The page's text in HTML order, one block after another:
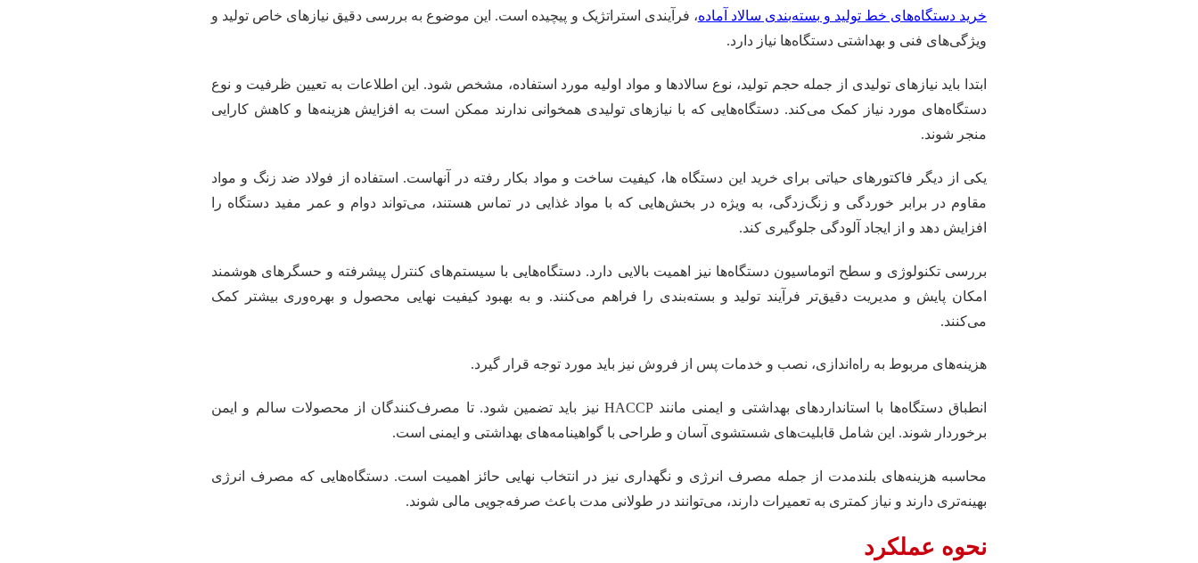
خرید دستگاه‌های خط تولید و بسته‌بندی سالاد آماده، فرآیندی استراتژیک و پیچیده است. این موضوع به بررسی دقیق نیازهای خاص تولید و
ویژگی‌های فنی و بهداشتی دستگاه‌ها نیاز دارد.
ابتدا باید نیازهای تولیدی از جمله حجم تولید، نوع سالادها و مواد اولیه مورد استفاده، مشخص شود. این اطلاعات به تعیین ظرفیت و نوع
دستگاه‌های مورد نیاز کمک می‌کند. دستگاه‌هایی که با نیازهای تولیدی همخوانی ندارند ممکن است به افزایش هزینه‌ها و کاهش کارایی
منجر شوند.
یکی از دیگر فاکتورهای حیاتی برای خرید این دستگاه ها، کیفیت ساخت و مواد بکار رفته در آنهاست. استفاده از فولاد ضد زنگ و مواد
مقاوم در برابر خوردگی و زنگ‌زدگی، به ویژه در بخش‌هایی که با مواد غذایی در تماس هستند، می‌تواند دوام و عمر مفید دستگاه را
افزایش دهد و از ایجاد آلودگی جلوگیری کند.
بررسی تکنولوژی و سطح اتوماسیون دستگاه‌ها نیز اهمیت بالایی دارد. دستگاه‌هایی با سیستم‌های کنترل پیشرفته و حسگرهای هوشمند
امکان پایش و مدیریت دقیق‌تر فرآیند تولید و بسته‌بندی را فراهم می‌کنند. و به بهبود کیفیت نهایی محصول و بهره‌وری بیشتر کمک
می‌کنند.
هزینه‌های مربوط به راه‌اندازی، نصب و خدمات پس از فروش نیز باید مورد توجه قرار گیرد.
انطباق دستگاه‌ها با استانداردهای بهداشتی و ایمنی مانند HACCP نیز باید تضمین شود. تا مصرف‌کنندگان از محصولات سالم و ایمن
برخوردار شوند. این شامل قابلیت‌های شستشوی آسان و طراحی با گواهینامه‌های بهداشتی و ایمنی است.
محاسبه هزینه‌های بلندمدت از جمله مصرف انرژی و نگهداری نیز در انتخاب نهایی حائز اهمیت است. دستگاه‌هایی که مصرف انرژی
بهینه‌تری دارند و نیاز کمتری به تعمیرات دارند، می‌توانند در طولانی مدت باعث صرفه‌جویی مالی شوند.
نحوه عملکرد